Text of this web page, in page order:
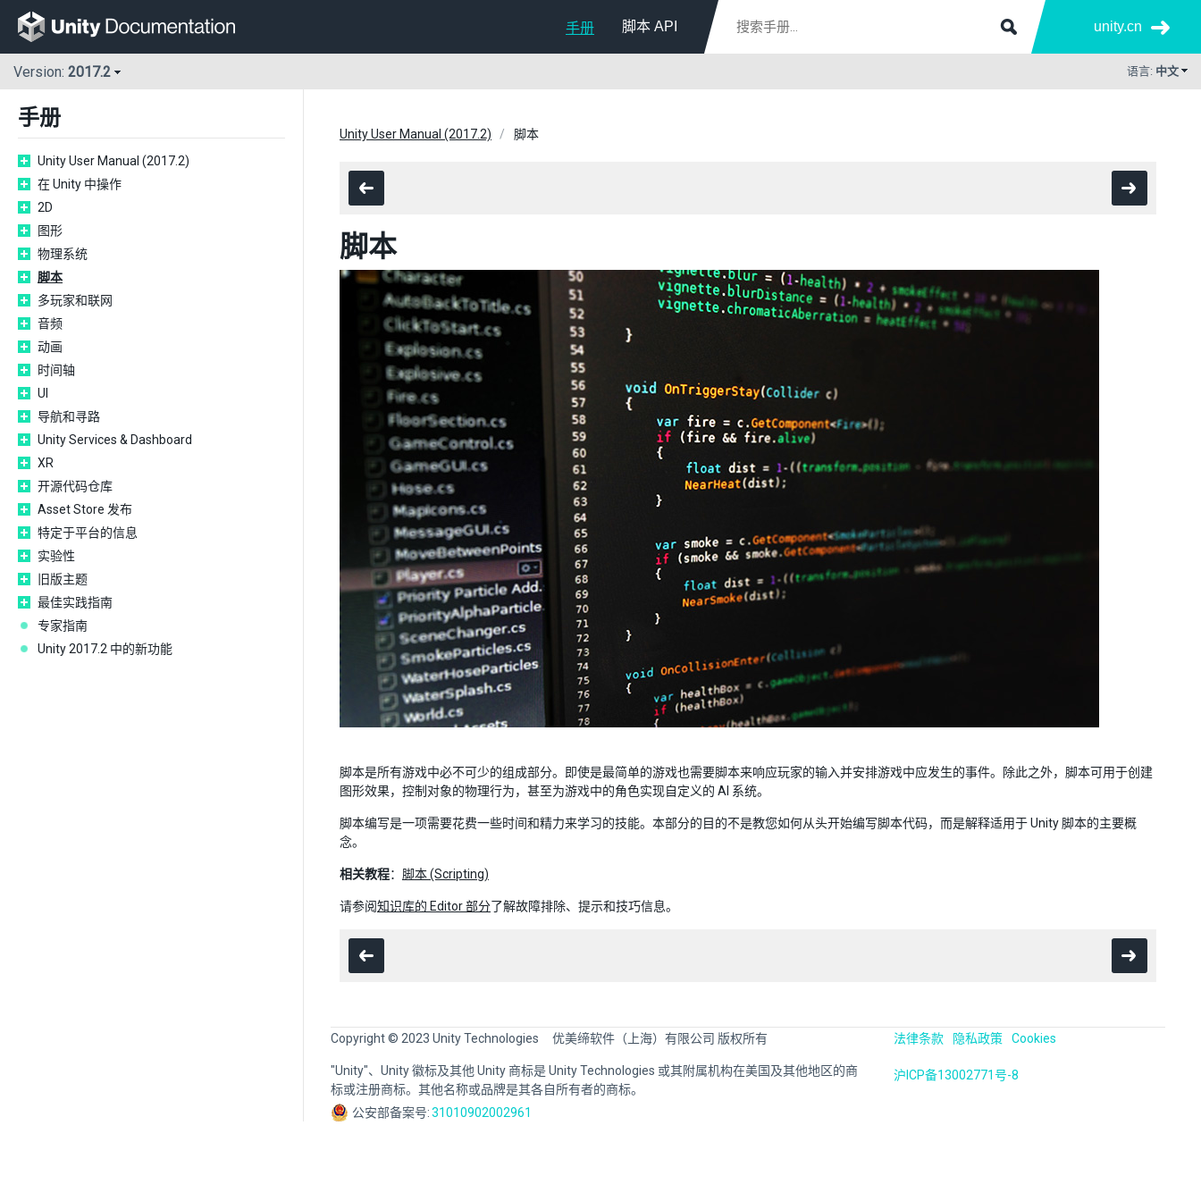
手册 脚本 API unity.cn
Version: 2017.2 语言: 中文
手册
Unity User Manual (2017.2)
在 Unity 中操作
2D
图形
物理系统
脚本
多玩家和联网
音频
动画
时间轴
UI
导航和寻路
Unity Services & Dashboard
XR
开源代码仓库
Asset Store 发布
特定于平台的信息
实验性
旧版主题
最佳实践指南
专家指南
Unity 2017.2 中的新功能
Unity User Manual (2017.2) 脚本
脚本
脚本是所有游戏中必不可少的组成部分。即使是最简单的游戏也需要脚本来响应玩家的输入并安排游戏中应发生的事件。除此之外，脚本可用于创建
图形效果，控制对象的物理行为，甚至为游戏中的角色实现自定义的 AI 系统。
脚本编写是一项需要花费一些时间和精力来学习的技能。本部分的目的不是教您如何从头开始编写脚本代码，而是解释适用于 Unity 脚本的主要概
念。
相关教程： 脚本 (Scripting)
请参阅知识库的 Editor 部分了解故障排除、提示和技巧信息。
Copyright © 2023 Unity Technologies 优美缔软件（上海）有限公司 版权所有
"Unity"、Unity 徽标及其他 Unity 商标是 Unity Technologies 或其附属机构在美国及其他地区的商
标或注册商标。其他名称或品牌是其各自所有者的商标。
公安部备案号:31010902002961
法律条款 隐私政策 Cookies
沪ICP备13002771号-8